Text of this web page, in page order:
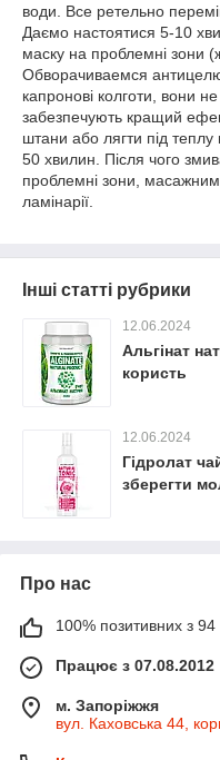
води. Все ретельно
Даємо настоятися 5-10
маску на проблемні зони
Обворачиваемся
капронові колготи, вони
забезпечують кращий
штани або лягти під
50 хвилин. Після чого
проблемні зони,
ламінарії.
Інші статті рубрики
12.06.2024
Альгінат
користь
12.06.2024
Гідролат
зберегти
Про нас
100% позитивних з 94
Працює з 07.08.2012
м. Запоріжжя
вул. Каховська 44,